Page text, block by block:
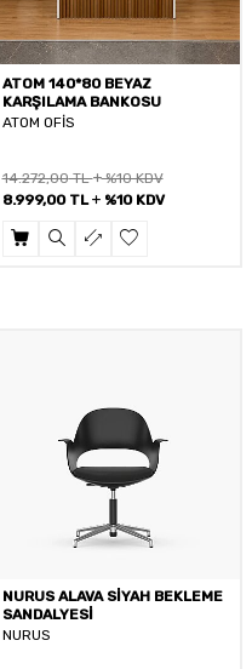
ATOM 140*80 BEYAZ
KARŞILAMA BANKOSU
ATOM OFİS
14.272,00TL %10 KDV
8.999,00TL %10 KDV
NURUS ALAVA BEYAZ ÇALIŞMA
SANDALYESİ
NURUS